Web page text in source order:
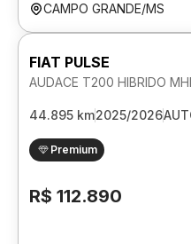
CAMPO GRANDE/MS
FIAT PULSE
AUDACE T200 HIBRIDO
44.895 km2025/2026
Premium
R$ 112.890